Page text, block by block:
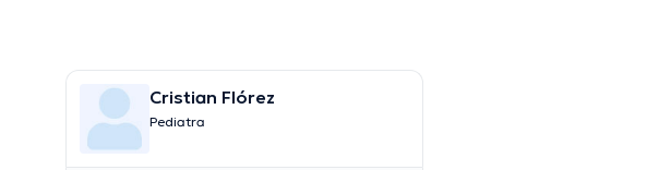
Cristian Flórez
Pediatra